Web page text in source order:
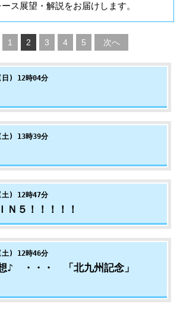
ス展望・解説をお届けします。
1 2 3 4 5 次へ
日) 12時04分
土) 13時39分
土) 12時47分
Ｎ５！！！！！
土) 12時46分
♪ ・・・ 「北九州記念」